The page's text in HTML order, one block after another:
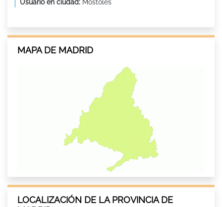
Usuario en ciudad: Móstoles
MAPA DE MADRID
LOCALIZACIÓN DE LA PROVINCIA DE